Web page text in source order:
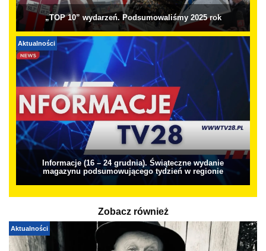
„TOP 10” wydarzeń. Podsumowaliśmy 2025 rok
Aktualności
Informacje (16 – 24 grudnia). Świąteczne wydanie
magazynu podsumowującego tydzień w regionie
Zobacz również
Aktualności